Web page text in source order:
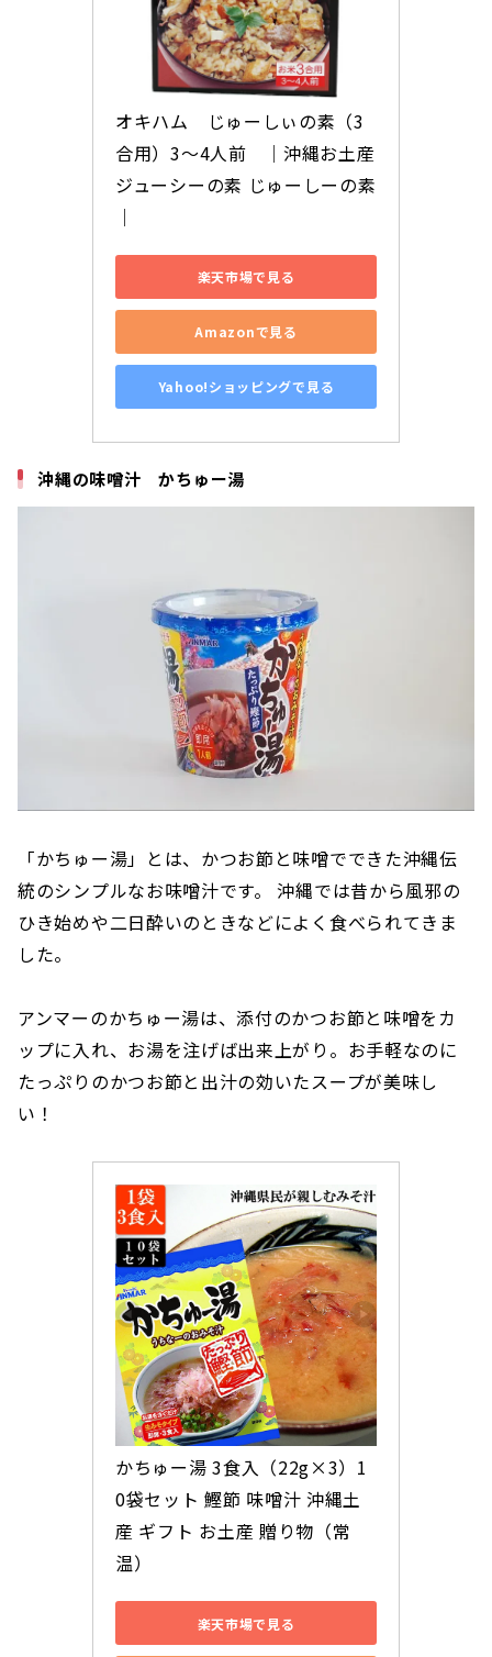
オキハム　じゅーしぃの素（3
合用）3〜4人前　│沖縄お土産
ジューシーの素 じゅーしーの素
│
楽天市場で見る
Amazonで見る
Yahoo!ショッピングで見る
沖縄の味噌汁 かちゅー湯
「かちゅー湯」とは、かつお節と味噌でできた沖縄伝
統のシンプルなお味噌汁です。 沖縄では昔から風邪の
ひき始めや二日酔いのときなどによく食べられてきま
した。
アンマーのかちゅー湯は、添付のかつお節と味噌をカ
ップに入れ、お湯を注げば出来上がり。お手軽なのに
たっぷりのかつお節と出汁の効いたスープが美味し
い！
かちゅー湯 3食入（22g×3）1
0袋セット 鰹節 味噌汁 沖縄土
産 ギフト お土産 贈り物（常
温）
楽天市場で見る